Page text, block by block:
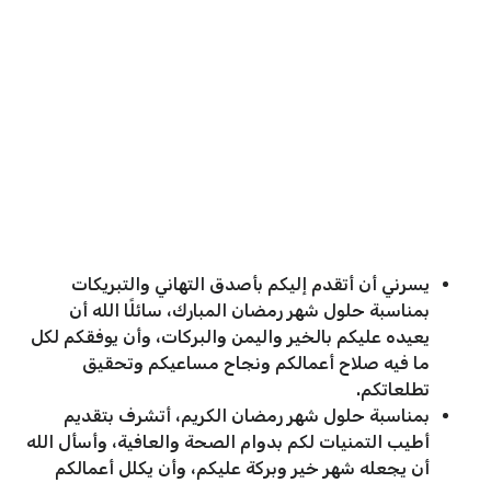
يسرني أن أتقدم إليكم بأصدق التهاني والتبريكات
بمناسبة حلول شهر رمضان المبارك، سائلًا الله أن
يعيده عليكم بالخير واليمن والبركات، وأن يوفقكم لكل
ما فيه صلاح أعمالكم ونجاح مساعيكم وتحقيق
تطلعاتكم.
بمناسبة حلول شهر رمضان الكريم، أتشرف بتقديم
أطيب التمنيات لكم بدوام الصحة والعافية، وأسأل الله
أن يجعله شهر خير وبركة عليكم، وأن يكلل أعمالكم